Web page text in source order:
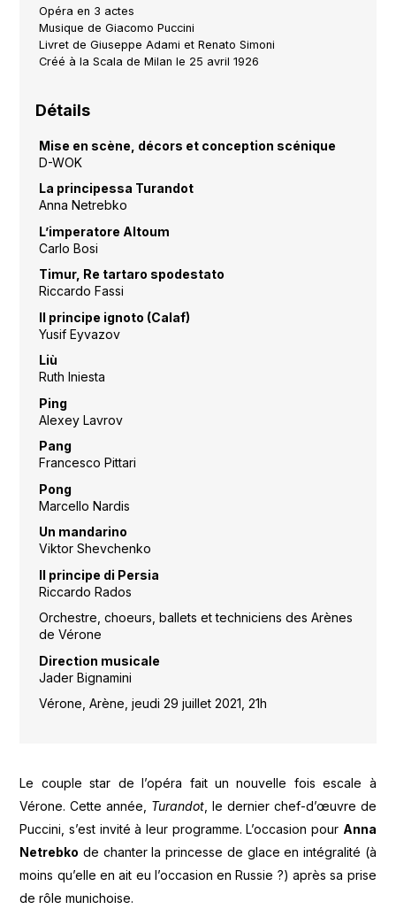
Opéra en 3 actes
Musique de Giacomo Puccini
Livret de Giuseppe Adami et Renato Simoni
Créé à la Scala de Milan le 25 avril 1926
Détails
Mise en scène, décors et conception scénique
D-WOK
La principessa Turandot
Anna Netrebko
L’imperatore Altoum
Carlo Bosi
Timur, Re tartaro spodestato
Riccardo Fassi
Il principe ignoto (Calaf)
Yusif Eyvazov
Liù
Ruth Iniesta
Ping
Alexey Lavrov
Pang
Francesco Pittari
Pong
Marcello Nardis
Un mandarino
Viktor Shevchenko
Il principe di Persia
Riccardo Rados
Orchestre, choeurs, ballets et techniciens des Arènes
de Vérone
Direction musicale
Jader Bignamini
Vérone, Arène, jeudi 29 juillet 2021, 21h
Le couple star de l’opéra fait un nouvelle fois escale à
Vérone. Cette année, Turandot , le dernier chef-d’œuvre de
Puccini, s’est invité à leur programme. L’occasion pour Anna
Netrebko de chanter la princesse de glace en intégralité (à
moins qu’elle en ait eu l’occasion en Russie ?) après sa prise
de rôle munichoise.